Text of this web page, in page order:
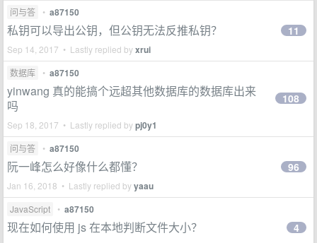
问与答 • a87150
私钥可以导出公钥，但公钥无法反推私钥？
Sep 14, 2017 • Lastly replied byxrui
11
数据库 • a87150
yinwang 真的能搞个远超其他数据库的数据库出来
吗
Sep 18, 2017 • Lastly replied bypj0y1
108
问与答 • a87150
阮一峰怎么好像什么都懂？
Jan 16, 2018 • Lastly replied byyaau
96
JavaScript • a87150
现在如何使用 js 在本地判断文件大小？ 4